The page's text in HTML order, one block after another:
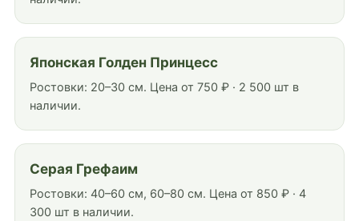
Японская Голден Принцесс
Ростовки: 20–30 см. Цена от 750 ₽ · 2 500 шт в
наличии.
Серая Грефаим
Ростовки: 40–60 см, 60–80 см. Цена от 850 ₽ · 4
300 шт в наличии.